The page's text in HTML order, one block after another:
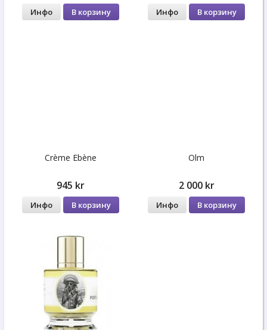
Инфо В корзину Инфо В корзину
Crème Ebène
945 kr
Инфо В корзину
Olm
2 000 kr
Инфо В корзину